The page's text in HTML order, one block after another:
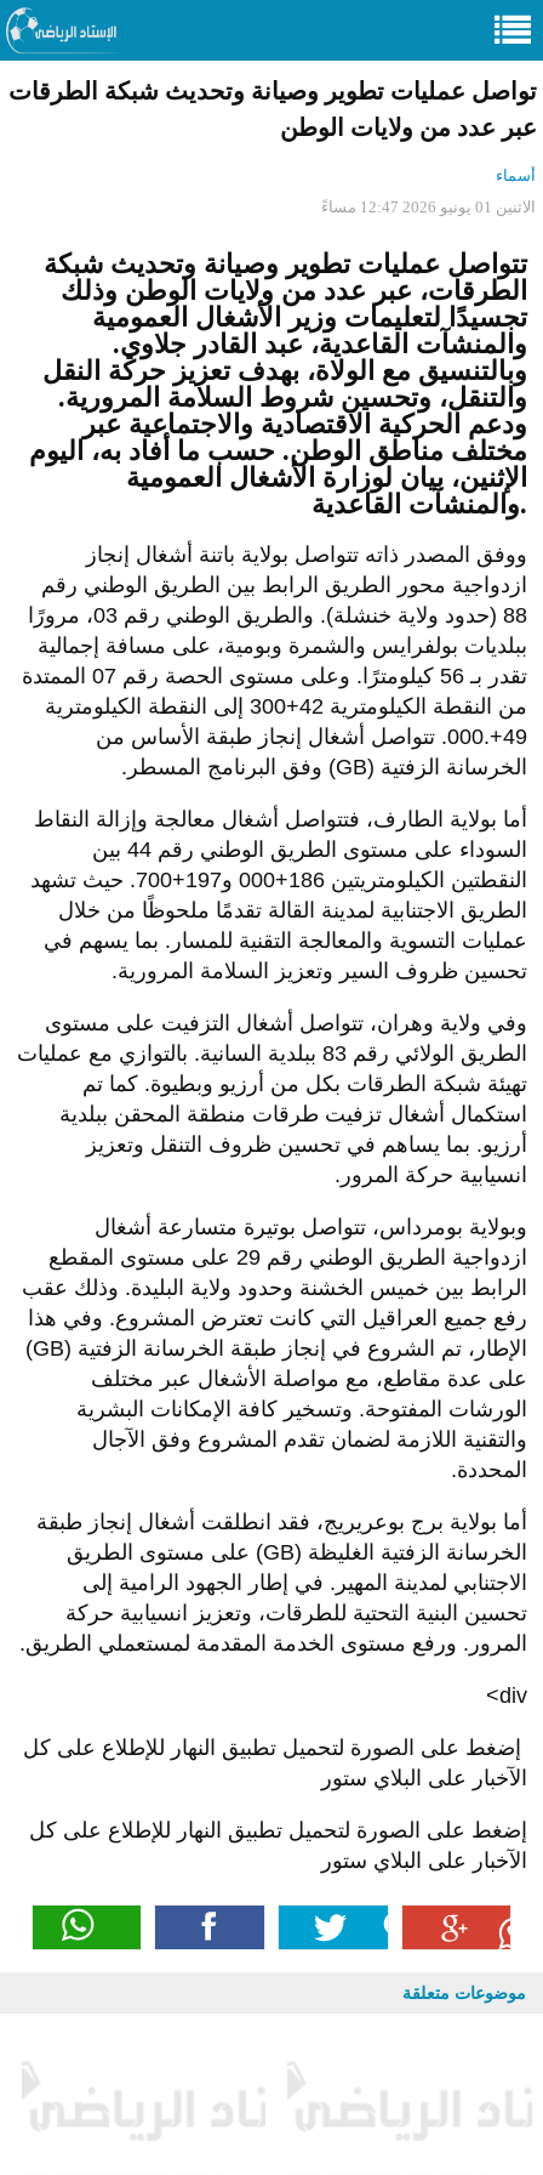
تواصل عمليات تطوير وصيانة وتحديث شبكة الطرقات
عبر عدد من ولايات الوطن
أسماء
الاثنين 01 يونيو 2026 12:47 مساءً
تتواصل عمليات تطوير وصيانة وتحديث شبكة
الطرقات، عبر عدد من ولايات الوطن وذلك
تجسيدًا لتعليمات وزير الأشغال العمومية
والمنشآت القاعدية، عبد القادر جلاوي.
وبالتنسيق مع الولاة، بهدف تعزيز حركة النقل
والتنقل، وتحسين شروط السلامة المرورية.
ودعم الحركية الاقتصادية والاجتماعية عبر
مختلف مناطق الوطن. حسب ما أفاد به، اليوم
الإثنين، بيان لوزارة الأشغال العمومية
والمنشآت القاعدية.
ووفق المصدر ذاته تتواصل بولاية باتنة أشغال إنجاز
ازدواجية محور الطريق الرابط بين الطريق الوطني رقم
88 (حدود ولاية خنشلة). والطريق الوطني رقم 03، مرورًا
ببلديات بولفرايس والشمرة وبومية، على مسافة إجمالية
تقدر بـ 56 كيلومترًا. وعلى مستوى الحصة رقم 07 الممتدة
من النقطة الكيلومترية 42+300 إلى النقطة الكيلومترية
49+.000. تتواصل أشغال إنجاز طبقة الأساس من
الخرسانة الزفتية (GB) وفق البرنامج المسطر.
أما بولاية الطارف، فتتواصل أشغال معالجة وإزالة النقاط
السوداء على مستوى الطريق الوطني رقم 44 بين
النقطتين الكيلومتريتين 186+000 و197+700. حيث تشهد
الطريق الاجتنابية لمدينة القالة تقدمًا ملحوظًا من خلال
عمليات التسوية والمعالجة التقنية للمسار. بما يسهم في
تحسين ظروف السير وتعزيز السلامة المرورية.
وفي ولاية وهران، تتواصل أشغال التزفيت على مستوى
الطريق الولائي رقم 83 ببلدية السانية. بالتوازي مع عمليات
تهيئة شبكة الطرقات بكل من أرزيو وبطيوة. كما تم
استكمال أشغال تزفيت طرقات منطقة المحقن ببلدية
أرزيو. بما يساهم في تحسين ظروف التنقل وتعزيز
انسيابية حركة المرور.
وبولاية بومرداس، تتواصل بوتيرة متسارعة أشغال
ازدواجية الطريق الوطني رقم 29 على مستوى المقطع
الرابط بين خميس الخشنة وحدود ولاية البليدة. وذلك عقب
رفع جميع العراقيل التي كانت تعترض المشروع. وفي هذا
الإطار، تم الشروع في إنجاز طبقة الخرسانة الزفتية (GB)
على عدة مقاطع، مع مواصلة الأشغال عبر مختلف
الورشات المفتوحة. وتسخير كافة الإمكانات البشرية
والتقنية اللازمة لضمان تقدم المشروع وفق الآجال
المحددة.
أما بولاية برج بوعريريج، فقد انطلقت أشغال إنجاز طبقة
الخرسانة الزفتية الغليظة (GB) على مستوى الطريق
الاجتنابي لمدينة المهير. في إطار الجهود الرامية إلى
تحسين البنية التحتية للطرقات، وتعزيز انسيابية حركة
المرور. ورفع مستوى الخدمة المقدمة لمستعملي الطريق.
div>
إضغط على الصورة لتحميل تطبيق النهار للإطلاع على كل
الآخبار على البلاي ستور
إضغط على الصورة لتحميل تطبيق النهار للإطلاع على كل
الآخبار على البلاي ستور
موضوعات متعلقة